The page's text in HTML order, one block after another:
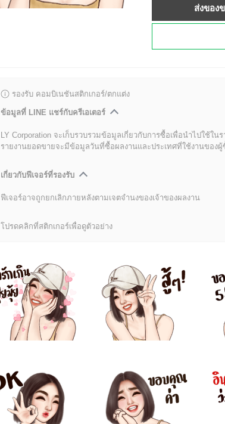
ส่งของ
รองรับ คอมบิเนชันสติกเกอร์/ตกแต่ง
ข้อมูลที่ LINE แชร์กับครีเอเตอร์
LY Corporation จะเก็บรวบรวมข้อมูลเกี่ยวกับการซื้อเพื่อนำไปใช้ใน
รายงานยอดขายจะมีข้อมูลวันที่ซื้อผลงานและประเทศที่ใช้งานขอ
เกี่ยวกับฟีเจอร์ที่รองรับ
ฟีเจอร์อาจถูกยกเลิกภายหลังตามเจตจำนงของเจ้าของผลงาน
โปรดคลิกที่สติกเกอร์เพื่อดูตัวอย่าง